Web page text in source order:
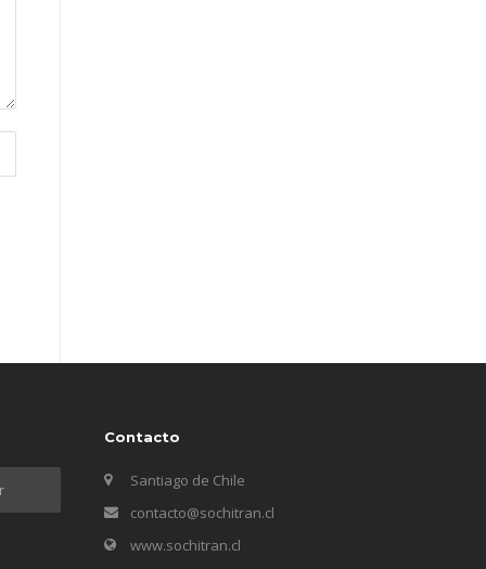
Contacto
Santiago de Chile
contacto@sochitran.cl
www.sochitran.cl